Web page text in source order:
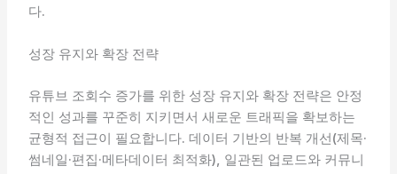
다.
성장 유지와 확장 전략
유튜브 조회수 증가를 위한 성장 유지와 확장 전략은 안정
적인 성과를 꾸준히 지키면서 새로운 트래픽을 확보하는
균형적 접근이 필요합니다. 데이터 기반의 반복 개선(제목·
썸네일·편집·메타데이터 최적화), 일관된 업로드와 커뮤니